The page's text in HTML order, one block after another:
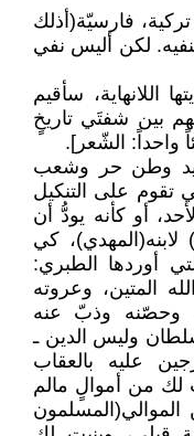
فارسيّة(أذلك
لكن أليس نفي
اللانهاية، سأقيم
بين شفتَي تاريخٍ
واحداً: الشّعر].
وطن حر وشعب
تقوم على التنكيل
أو كأنه يودُّ أن
لابنه(المهدي)، كي
أوردها الطبري:
المتين، وعروته
وحصّنه وذبّ عنه
وليس الدين ـ
عليه بالعقاب
لك من أموالٍ مالم